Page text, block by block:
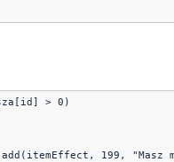
> 0)
199, "Masz